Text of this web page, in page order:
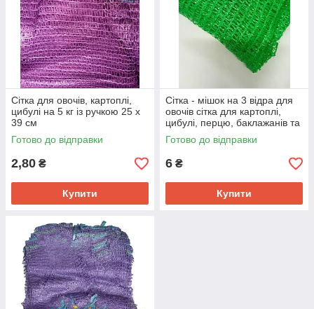
Сітка для овочів, картоплі,
цибулі на 5 кг із ручкою 25 х
39 см
Готово до відправки
2,80 ₴
Купити
Сітка - мішок на 3 відра для
овочів сітка для картоплі,
цибулі, перцю, баклажанів та
інш
Готово до відправки
6 ₴
Купити